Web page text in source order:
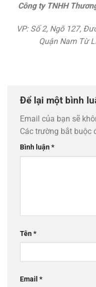
Công ty TNHH
VP: Số 2, Ngõ 127,
Quận Nam Từ
Để lại một bình
Email của bạn sẽ
Các trường bắt buộc
Bình luận*
Tên*
Email *